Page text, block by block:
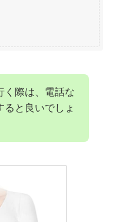
く際は、電話な
ると良いでしょ